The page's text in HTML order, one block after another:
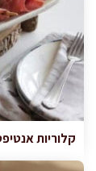
קלוריות